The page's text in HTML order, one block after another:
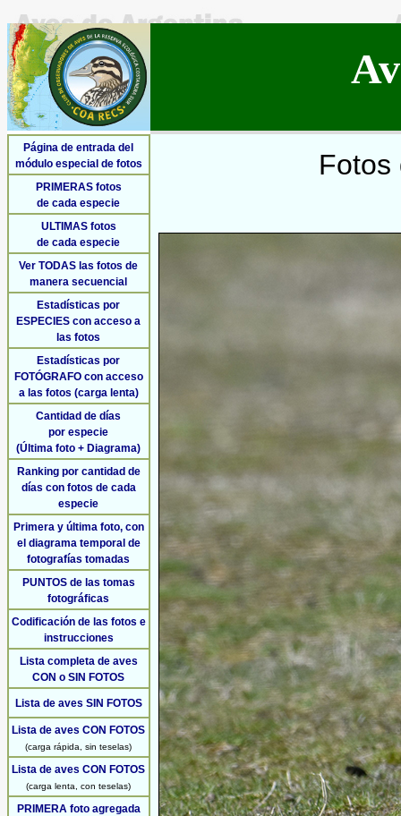
Página de entrada del
módulo especial de fotos
PRIMERAS fotos
de cada especie
ULTIMAS fotos
de cada especie
Ver TODAS las fotos de
manera secuencial
Estadísticas por
ESPECIES con acceso a
las fotos
Estadísticas por
FOTÓGRAFO con acceso
a las fotos (carga lenta)
Cantidad de días
por especie
(Última foto + Diagrama)
Ranking por cantidad de
días con fotos de cada
especie
Primera y última foto, con
el diagrama temporal de
fotografías tomadas
PUNTOS de las tomas
fotográficas
Codificación de las fotos e
instrucciones
Lista completa de aves
CON o SIN FOTOS
Lista de aves SIN FOTOS
Lista de aves CON FOTOS
(carga rápida, sin teselas)
Lista de aves CON FOTOS
(carga lenta, con teselas)
PRIMERA foto agregada
Fotos